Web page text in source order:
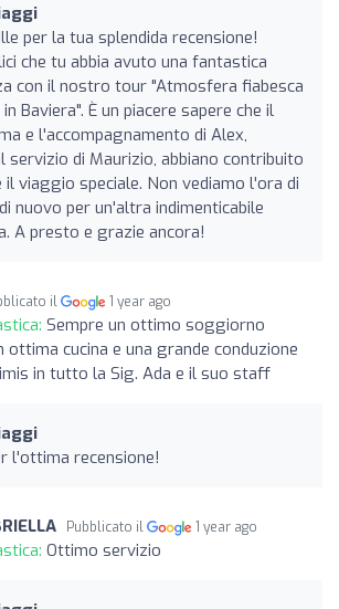
per la tua splendida recensione!
che tu abbia avuto una fantastica
con il nostro tour "Atmosfera fiabesca
Baviera". È un piacere sapere che il
e l'accompagnamento di Alex,
servizio di Maurizio, abbiano contribuito
il viaggio speciale. Non vediamo l'ora di
nuovo per un'altra indimenticabile
A presto e grazie ancora!
il 1 year ago
Sempre un ottimo soggiorno
cucina e una grande conduzione
in tutto la Sig. Ada e il suo staff
l'ottima recensione!
Pubblicato il 1 year ago
Ottimo servizio